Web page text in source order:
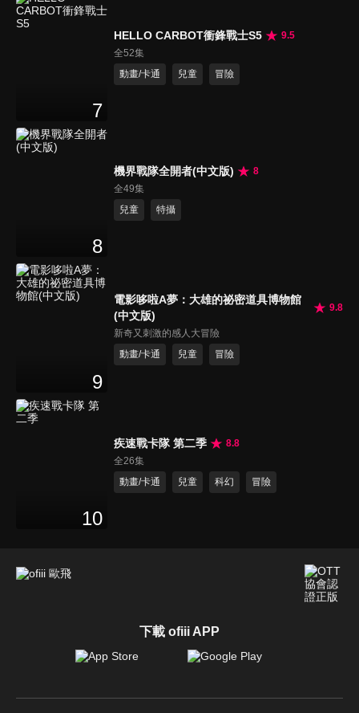
7
HELLO CARBOT衝鋒戰士S5
9.5
全52集
動畫/卡通
兒童 冒險
8
機界戰隊全開者(中文版)
8
全49集
兒童
特攝
9
電影哆啦A夢：大雄的祕密道具博物館
(中文版)
9.8
新奇又刺激的感人大冒險
動畫/卡通
兒童 冒險
10
疾速戰卡隊 第二季
8.8
全26集
動畫/卡通
兒童 科幻 冒險
下載 ofiii APP